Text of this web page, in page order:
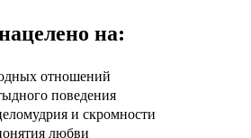
на:
отношений
поведения
и скромности
любви